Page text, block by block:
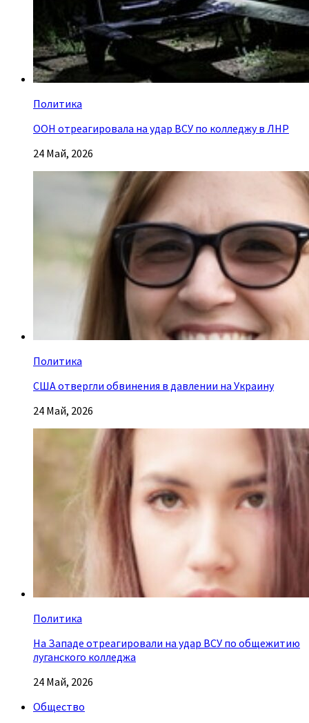
Политика
ООН отреагировала на удар ВСУ по колледжу в ЛНР
24 Май, 2026
Политика
США отвергли обвинения в давлении на Украину
24 Май, 2026
Политика
На Западе отреагировали на удар ВСУ по общежитию
луганского колледжа
24 Май, 2026
Общество